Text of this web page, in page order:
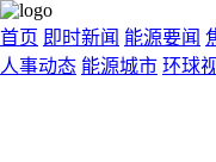
首页 即时新闻 能源要闻
人事动态 能源城市 环球